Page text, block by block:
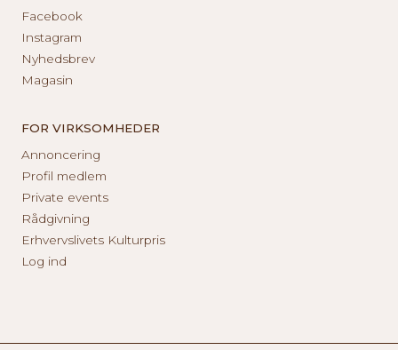
Facebook
Instagram
Nyhedsbrev
Magasin
FOR VIRKSOMHEDER
Annoncering
Profil medlem
Private events
Rådgivning
Erhvervslivets Kulturpris
Log ind